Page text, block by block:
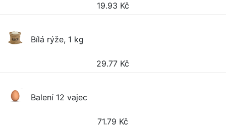
19.93 Kč
Bílá rýže, 1 kg
29.77 Kč
Balení 12 vajec
71.79 Kč